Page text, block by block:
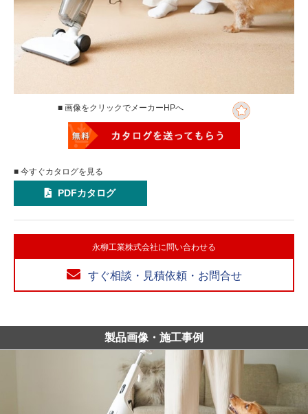
■ 画像をクリックでメーカーHPへ
■ 今すぐカタログを見る
PDFカタログ
永柳工業株式会社に問い合わせる
すぐ相談・見積依頼・お問合せ
製品画像・施工事例